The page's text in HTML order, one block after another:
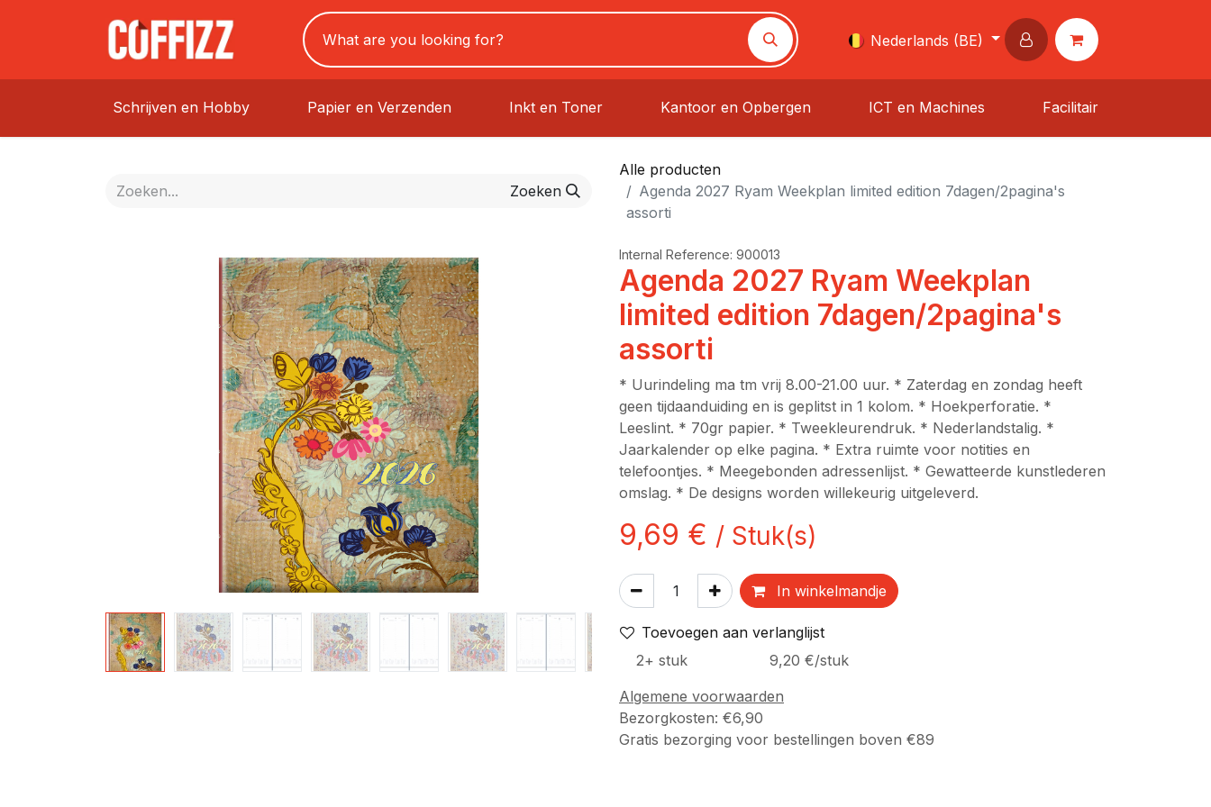
Nederlands (BE)
Schrijven en Hobby Papier en Verzenden Inkt en Toner Kantoor en Opbergen ICT en Machines Facilitair
Zoeken
Alle producten
Agenda 2027 Ryam Weekplan limited edition 7dagen/2pagina's
assorti
Internal Reference: 900013
Agenda 2027 Ryam Weekplan
limited edition 7dagen/2pagina's
assorti
* Uurindeling ma tm vrij 8.00-21.00 uur. * Zaterdag en zondag heeft
geen tijdaanduiding en is geplitst in 1 kolom. * Hoekperforatie. *
Leeslint. * 70gr papier. * Tweekleurendruk. * Nederlandstalig. *
Jaarkalender op elke pagina. * Extra ruimte voor notities en
telefoontjes. * Meegebonden adressenlijst. * Gewatteerde kunstlederen
omslag. * De designs worden willekeurig uitgeleverd.
9,69 € / Stuk(s)
In winkelmandje
Toevoegen aan verlanglijst
2+ stuk 9,20 €/stuk
Algemene voorwaarden
Bezorgkosten: €6,90
Gratis bezorging voor bestellingen boven €89